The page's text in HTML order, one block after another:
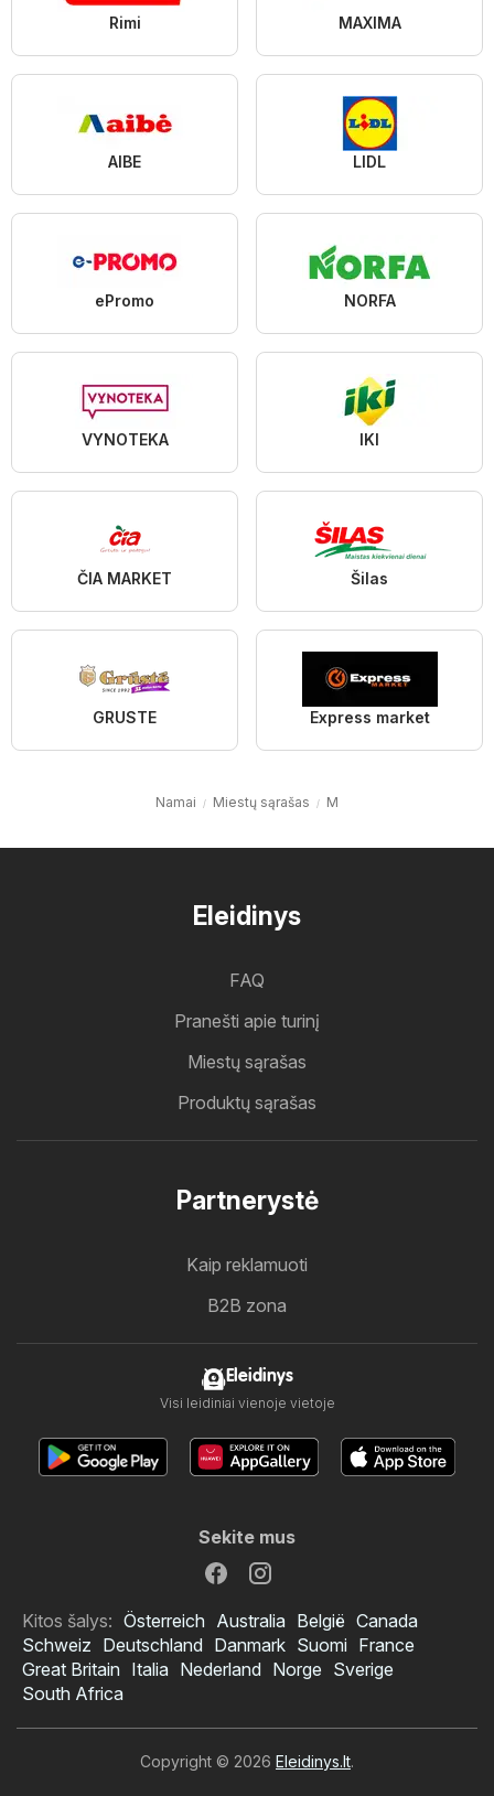
Rimi MAXIMA
AIBE LIDL
ePromo NORFA
VYNOTEKA IKI
ČIA MARKET Šilas
GRUSTE Express market
Namai Miestų sąrašas M
Eleidinys
FAQ
Pranešti apie turinį
Miestų sąrašas
Produktų sąrašas
Partnerystė
Kaip reklamuoti
B2B zona
Eleidinys
Visi leidiniai vienoje vietoje
Sekite mus
Kitos šalys: Österreich Australia België Canada
Schweiz Deutschland Danmark Suomi France
Great Britain Italia Nederland Norge Sverige
South Africa
Copyright © 2026 Eleidinys.lt.